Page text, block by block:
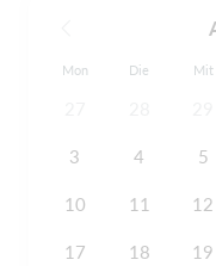
Mon Die Mit
3 4 5
10 11 12
17 18 19